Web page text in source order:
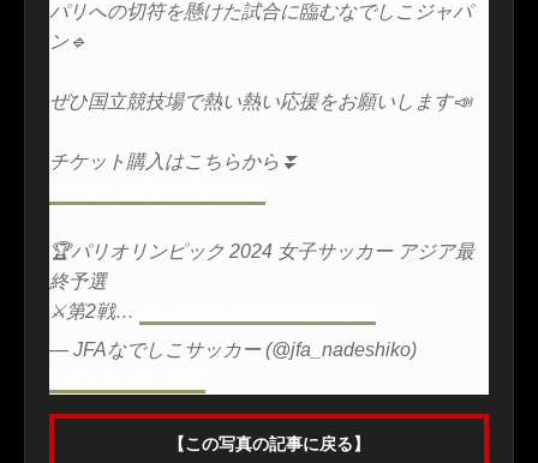
パリへの切符を懸けた試合に臨むなでしこジャパ
ン🔹
ぜひ国立競技場で熱い熱い応援をお願いします📣
チケット購入はこちらから⏬
🏆パリオリンピック 2024 女子サッカー アジア最
終予選
⚔️第2戦…
— JFAなでしこサッカー (@jfa_nadeshiko)
【この写真の記事に戻る】